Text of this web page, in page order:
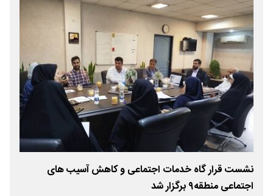
نشست قرار گاه خدمات اجتماعی و کاهش آسیب های
اجتماعی منطقه۹ برگزار شد